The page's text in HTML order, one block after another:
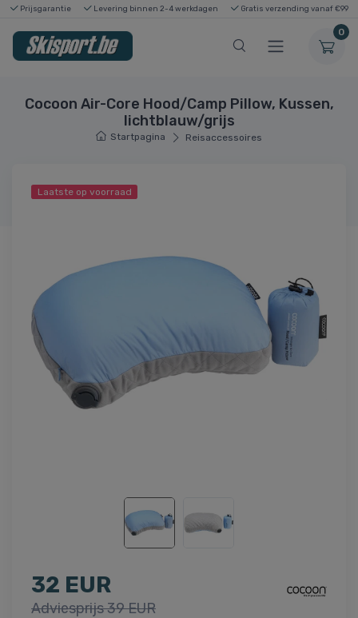
Prijsgarantie Levering binnen 2-4 werkdagen Gratis verzending vanaf €99
0
Cocoon Air-Core Hood/Camp Pillow, Kussen,
lichtblauw/grijs
Startpagina Reisaccessoires
Laatste op voorraad
32 EUR
Adviesprijs 39 EUR